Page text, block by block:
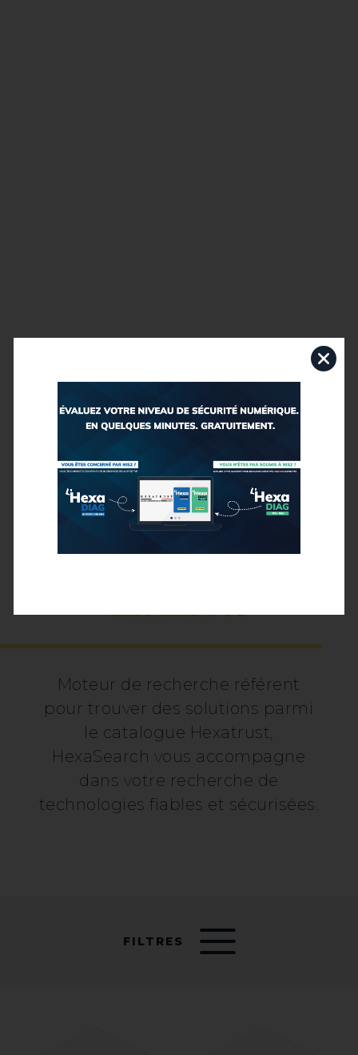
membres
Moteur de recherche référent
pour trouver des solutions parmi
le catalogue Hexatrust,
HexaSearch vous accompagne
dans votre recherche de
technologies fiables et sécurisées.
FILTRES